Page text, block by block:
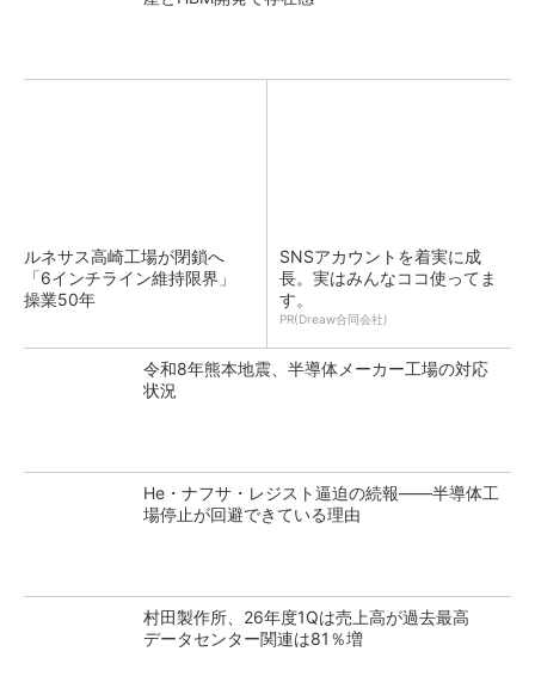
ルネサス高崎工場が閉鎖へ
「6インチライン維持限界」
操業50年
SNSアカウントを着実に成
長。実はみんなココ使ってま
す。
PR(Dreaw合同会社)
令和8年熊本地震、半導体メーカー工場の対応
状況
He・ナフサ・レジスト逼迫の続報――半導体工
場停止が回避できている理由
村田製作所、26年度1Qは売上高が過去最高
データセンター関連は81％増